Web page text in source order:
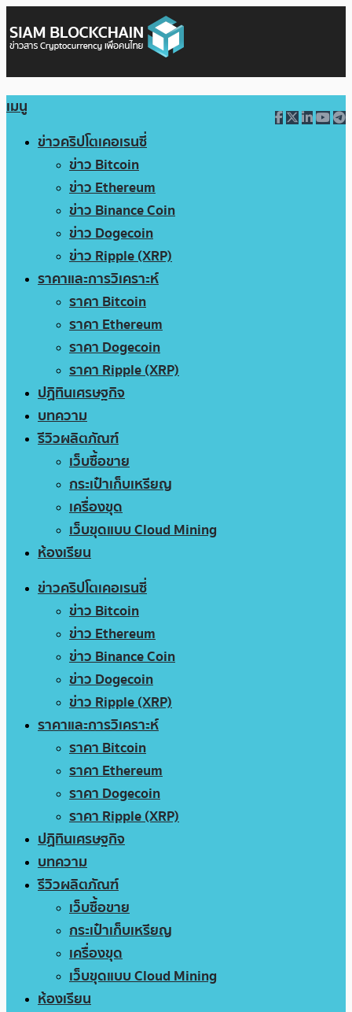
เมนู
ข่าวคริปโตเคอเรนซี่
ข่าว Bitcoin
ข่าว Ethereum
ข่าว Binance Coin
ข่าว Dogecoin
ข่าว Ripple (XRP)
ราคาและการวิเคราะห์
ราคา Bitcoin
ราคา Ethereum
ราคา Dogecoin
ราคา Ripple (XRP)
ปฏิทินเศรษฐกิจ
บทความ
รีวิวผลิตภัณฑ์
เว็บซื้อขาย
กระเป๋าเก็บเหรียญ
เครื่องขุด
เว็บขุดแบบ Cloud Mining
ห้องเรียน
ข่าวคริปโตเคอเรนซี่
ข่าว Bitcoin
ข่าว Ethereum
ข่าว Binance Coin
ข่าว Dogecoin
ข่าว Ripple (XRP)
ราคาและการวิเคราะห์
ราคา Bitcoin
ราคา Ethereum
ราคา Dogecoin
ราคา Ripple (XRP)
ปฏิทินเศรษฐกิจ
บทความ
รีวิวผลิตภัณฑ์
เว็บซื้อขาย
กระเป๋าเก็บเหรียญ
เครื่องขุด
เว็บขุดแบบ Cloud Mining
ห้องเรียน